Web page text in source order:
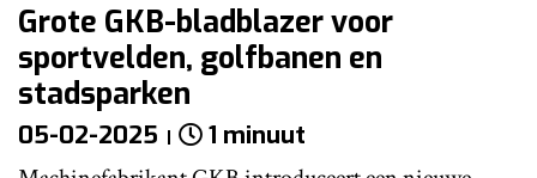
Grote GKB-bladblazer voor
sportvelden, golfbanen en
stadsparken
05-02-2025 1 minuut